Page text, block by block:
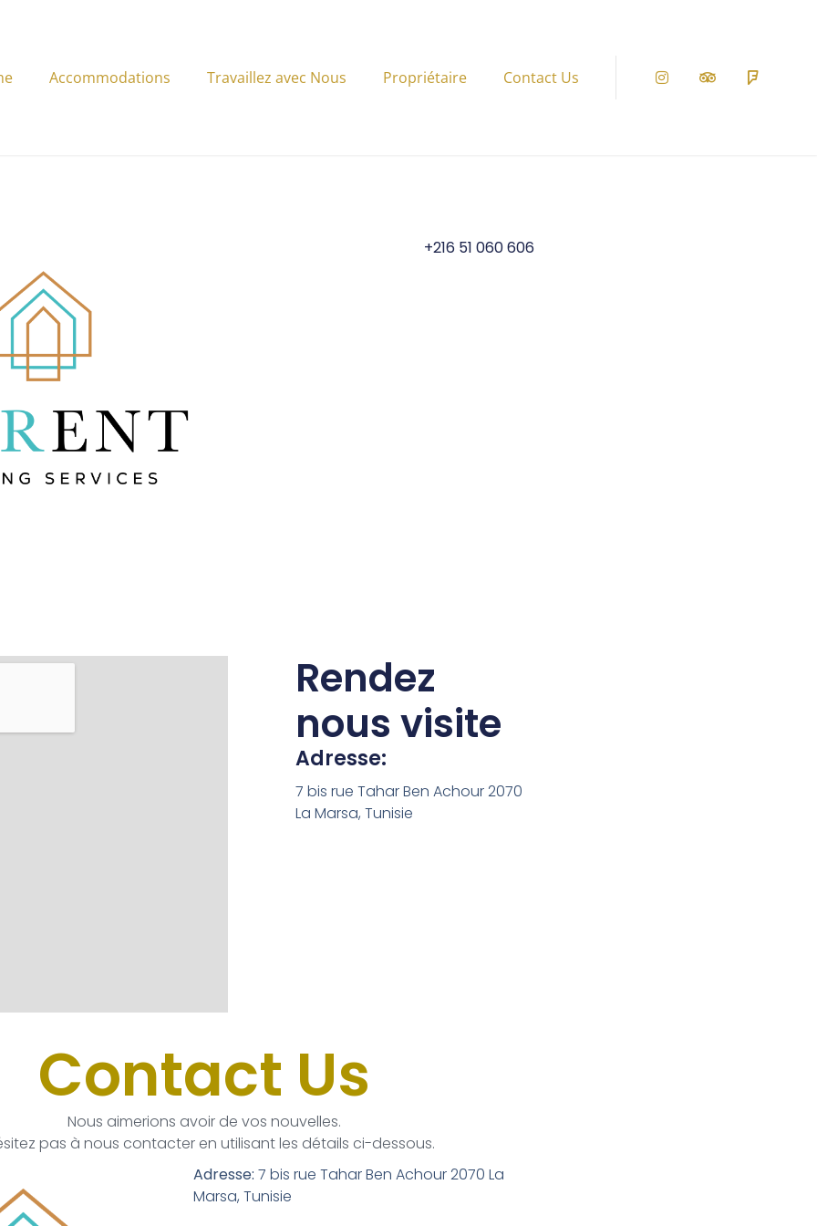
Accommodations Travaillez avec Nous Propriétaire Contact Us InstagramTripadvisor
+216 51 060 606
Rendez
nous visite
Adresse:
7 bis rue Tahar Ben Achour 2070
La Marsa, Tunisie
Contact Us
Nous aimerions avoir de vos nouvelles.
pas à nous contacter en utilisant les détails ci-dessous.
Adresse: 7 bis rue Tahar Ben Achour 2070 La
Marsa, Tunisie